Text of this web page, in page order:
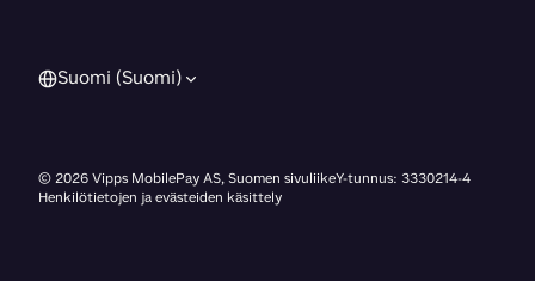
Suomi (Suomi)
©2026Vipps MobilePay AS, Suomen sivuliikeY-tunnus: 3330214-4
Henkilötietojen ja evästeiden käsittely